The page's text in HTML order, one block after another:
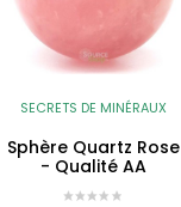
SECRETS DE MINÉRAUX
Sphère Quartz Rose
- Qualité AA